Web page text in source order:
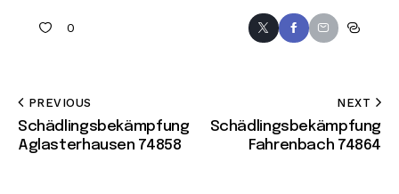
0
PREVIOUS
Schädlingsbekämpfung
Aglasterhausen 74858
NEXT
Schädlingsbekämpfung
Fahrenbach 74864